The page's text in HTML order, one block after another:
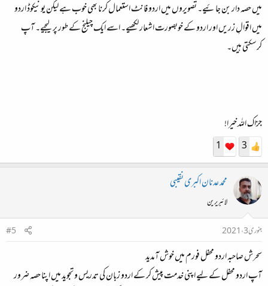
میں حصہ دار بن جائیے۔ تصویروں میں اردو فانٹ استعمال کرنا بھی خوب ہے لیکن یونیکوڈ اردو
میں اقوالِ زریں اور اردو کے خوبصورت اشعار لکھیے۔ اسے ایک چیلنج کے طور پر لیجیے۔ آپ
کرسکتی ہیں۔
جزاک اللہ خیرا!
3
1
محمد عدنان اکبری نقیبی
لائبریرین
جنوری 3، 2021
#5
سحرش صاحبہ اردو محفل فورم میں خوش آمدید
آپ اردو محفل کے لیے اپنی خدمت پیش کر کے اردو زبان کی تدریس و تجوید میں اپنا حصہ ضرور